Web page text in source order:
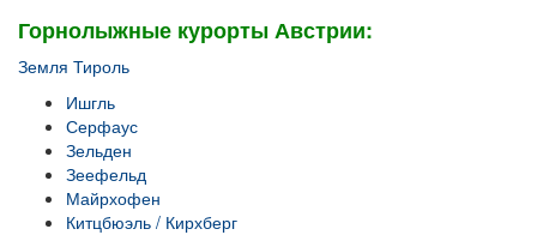
Горнолыжные курорты Австрии:
Земля Тироль
Ишгль
Серфаус
Зельден
Зеефельд
Майрхофен
Китцбюэль / Кирхберг